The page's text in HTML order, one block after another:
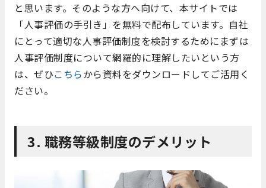
と思います。そのような方へ向けて、本サイトでは
「人事評価の手引き」を無料で配布しています。自社
にとって適切な人事評価制度を検討するためにまずは
人事評価制度について網羅的に理解したいという方
は、ぜひこちらから資料をダウンロードしてご活用く
ださい。
3. 職務等級制度のデメリット